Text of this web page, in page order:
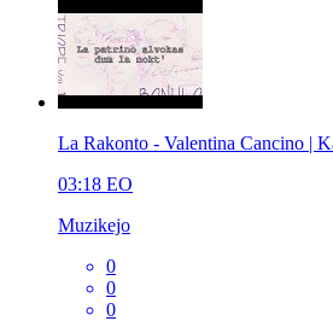
La Rakonto - Valentina Cancino |
03:18 EO
Muzikejo
0
0
0